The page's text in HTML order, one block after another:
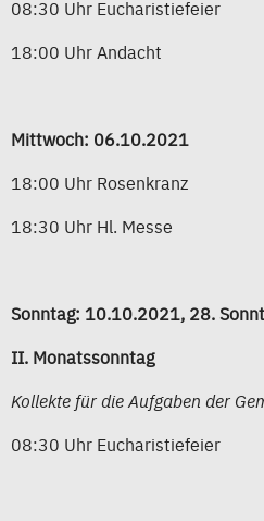
08:30 Uhr Eucharistiefeier
18:00 Uhr Andacht
Mittwoch: 06.10.2021
18:00 Uhr Rosenkranz
18:30 Uhr Hl. Messe
Sonntag: 10.10.2021, 28.
II. Monatssonntag
Kollekte für die Aufgaben der
08:30 Uhr Eucharistiefeier